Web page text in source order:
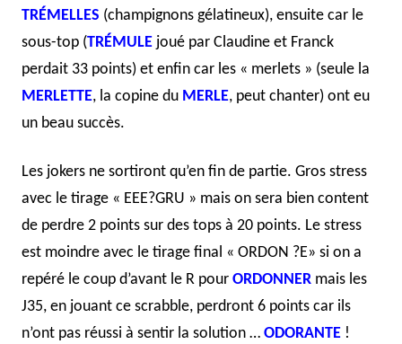
TRÉMELLES (champignons gélatineux), ensuite car le
sous-top (TRÉMULE joué par Claudine et Franck
perdait 33 points) et enfin car les « merlets » (seule la
MERLETTE, la copine du MERLE, peut chanter) ont eu
un beau succès.
Les jokers ne sortiront qu’en fin de partie. Gros stress
avec le tirage « EEE?GRU » mais on sera bien content
de perdre 2 points sur des tops à 20 points. Le stress
est moindre avec le tirage final « ORDON ?E» si on a
repéré le coup d’avant le R pour ORDONNER mais les
J35, en jouant ce scrabble, perdront 6 points car ils
n’ont pas réussi à sentir la solution … ODORANTE !